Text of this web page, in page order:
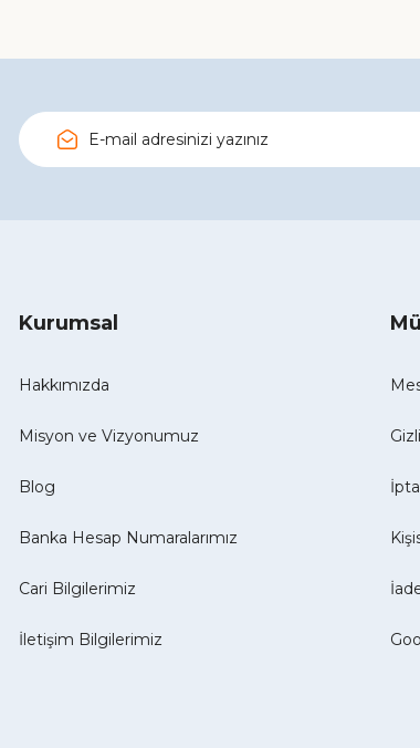
Kurumsal
Hakkımızda
Misyon ve Vizyonumuz
Blog
Banka Hesap Numaralarımız
Cari Bilgilerimiz
İletişim Bilgilerimiz